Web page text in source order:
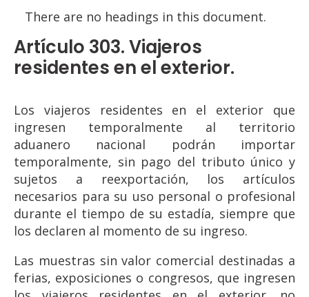
There are no headings in this document.
Artículo 303. Viajeros
residentes en el exterior.
Los viajeros residentes en el exterior que
ingresen temporalmente al territorio
aduanero nacional podrán importar
temporalmente, sin pago del tributo único y
sujetos a reexportación, los artículos
necesarios para su uso personal o profesional
durante el tiempo de su estadía, siempre que
los declaren al momento de su ingreso.
Las muestras sin valor comercial destinadas a
ferias, exposiciones o congresos, que ingresen